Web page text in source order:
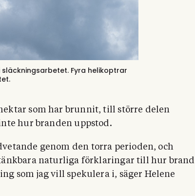
Fyra helikoptrar
som har brunnit, till större delen
hur branden uppstod.
genom den torra perioden, och
naturliga förklaringar till hur brand
som jag vill spekulera i, säger Helene